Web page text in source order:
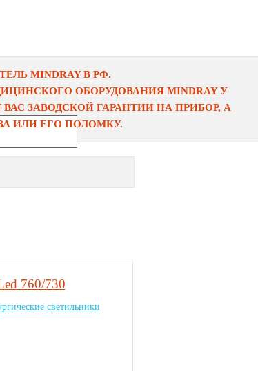
MINDRAY В РФ.
ОБОРУДОВАНИЯ MINDRAY У
ЗАВОДСКОЙ ГАРАНТИИ НА ПРИБОР, А
ИЛИ ЕГО ПОЛОМКУ.
760/730
светильники